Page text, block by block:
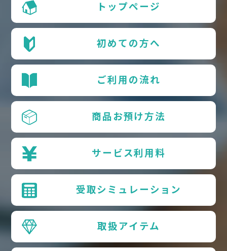
トップページ
初めての方へ
ご利用の流れ
商品お預け方法
サービス利用料
受取シミュレーション
取扱アイテム